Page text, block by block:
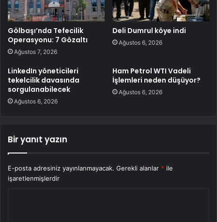
Gölbaşı’nda Tefecilik
Operasyonu: 7 Gözaltı
Ağustos 7, 2026
Deli Dumrul köye indi
Ağustos 6, 2026
LinkedIn yöneticileri
tekelcilik davasında
sorgulanabilecek
Ağustos 6, 2026
Ham Petrol WTI Vadeli
İşlemleri neden düşüyor?
Ağustos 6, 2026
Bir yanıt yazın
E-posta adresiniz yayınlanmayacak. Gerekli alanlar * ile
işaretlenmişlerdir